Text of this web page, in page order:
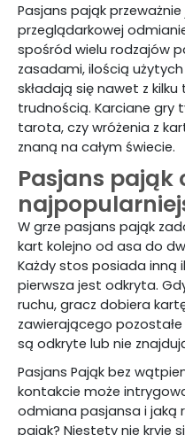
Pasjans pająk
przeglądarkowej
spośród wielu rodzajów
zasadami, ilością
składają się nawet z
trudnością. Karciane gry
tarota, czy wróżenia z
znaną na całym świecie.
Pasjans pająk
W grze pasjans pająk
kart kolejno od asa do
Każdy stos posiada inną
pierwsza jest odkryta.
ruchu, gracz dobiera
zawierającego
są odkryte lub nie
Pasjans Pająk bez
kontakcie może
odmiana pasjansa i jaką
pająk? Niestety nie kryje